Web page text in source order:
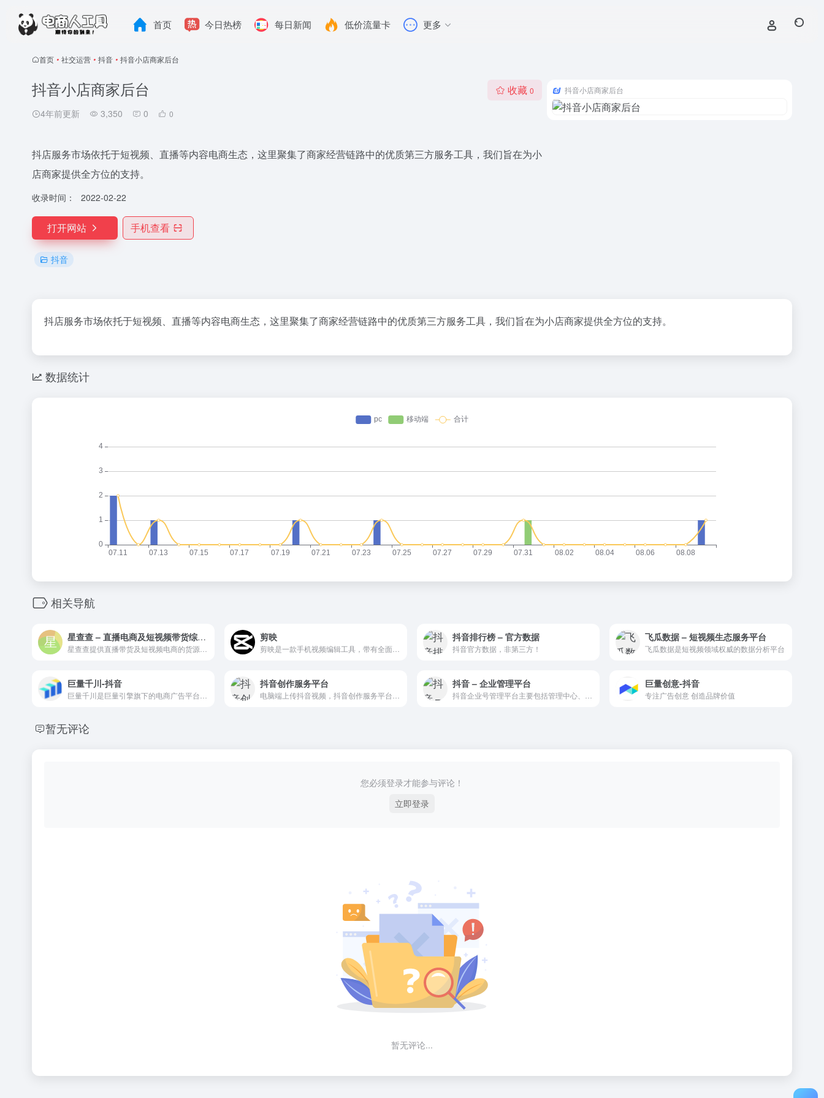
首页 今日热榜 每日新闻 低价流量卡 更多
首页 • 社交运营 • 抖音 • 抖音小店商家后台
抖音小店商家后台
4年前更新 3,350 0 0
收藏 0
抖店服务市场依托于短视频、直播等内容电商生态，这里聚集了商家经营链路中的优质第三方服务工具，我们旨在为小
店商家提供全方位的支持。
收录时间： 2022-02-22
打开网站 手机查看
抖音
抖音小店商家后台
抖店服务市场依托于短视频、直播等内容电商生态，这里聚集了商家经营链路中的优质第三方服务工具，我们旨在为小店商家提供全方位的支持。
数据统计
相关导航
星查查 – 直播电商及短视频带货综合服务平台 剪映 抖音排行榜 – 官方数据
抖音官方数据，非第三方！
飞瓜数据 – 短视频生态服务平台
飞瓜数据是短视频领域权威的数据分析平台
巨量千川-抖音 抖音创作服务平台 抖音 – 企业管理平台 巨量创意-抖音
专注广告创意 创造品牌价值
暂无评论
您必须登录才能参与评论！
立即登录
暂无评论...